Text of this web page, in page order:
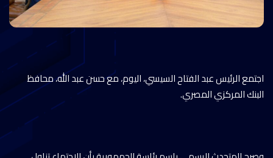
اجتمع الرئيس عبد الفتاح السيسي، اليوم، مع حسن عبد الله، محافظ
البنك المركزي المصري.